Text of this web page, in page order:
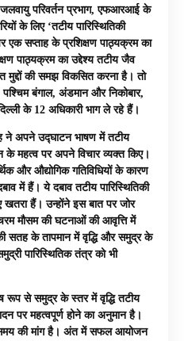
जलवायु परिवर्तन प्रभाग, एफआरआई के
के लिए ‘तटीय पारिस्थितिकी
एक सप्ताह के प्रशिक्षण पाठ्यक्रम का
पाठ्यक्रम का उद्देश्य तटीय जैव
की समझ विकसित करना है। तो
पश्चिम बंगाल, अंडमान और निकोबार,
के 12 अधिकारी भाग ले रहे हैं।
अपने उद्घाटन भाषण में तटीय
के महत्व पर अपने विचार व्यक्त किए।
और औद्योगिक गतिविधियों के कारण
में हैं। ये दबाव तटीय पारिस्थितिकी
खतरा हैं। उन्होंने इस बात पर जोर
मौसम की घटनाओं की आवृत्ति में
सतह के तापमान में वृद्धि और समुद्र के
पारिस्थितिक तंत्र को भी
रूप से समुद्र के स्तर में वृद्धि तटीय
पर महत्वपूर्ण होने का अनुमान है।
की मांग है। अंत में सफल आयोजन